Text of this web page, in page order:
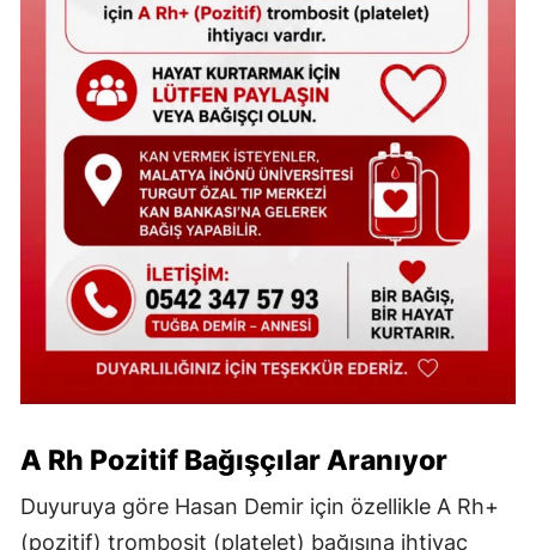
A Rh Pozitif Bağışçılar Aranıyor
Duyuruya göre Hasan Demir için özellikle A Rh+
(pozitif) trombosit (platelet) bağışına ihtiyaç